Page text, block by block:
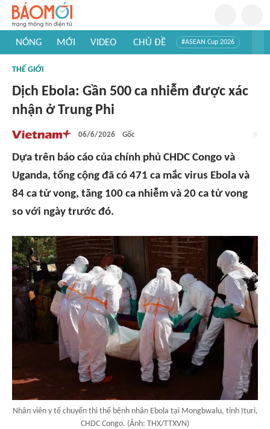
NÓNG MỚI VIDEO CHỦ ĐỀ #ASEAN Cup 2026
#Khám phá thế giới
THẾ GIỚI
Dịch Ebola: Gần 500 ca nhiễm được xác
nhận ở Trung Phi
06/6/2026 Gốc
Dựa trên báo cáo của chính phủ CHDC Congo và
Uganda, tổng cộng đã có 471 ca mắc virus Ebola và
84 ca tử vong, tăng 100 ca nhiễm và 20 ca tử vong
so với ngày trước đó.
Nhân viên y tế chuyển thi thể bệnh nhân Ebola tại Mongbwalu, tỉnh Ituri,
CHDC Congo. (Ảnh: THX/TTXVN)